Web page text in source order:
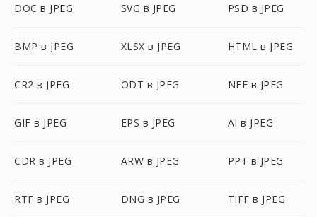
DOC в JPEG SVG в JPEG PSD в JPEG
BMP в JPEG XLSX в JPEG HTML в JPEG
CR2 в JPEG ODT в JPEG NEF в JPEG
GIF в JPEG EPS в JPEG AI в JPEG
CDR в JPEG ARW в JPEG PPT в JPEG
RTF в JPEG DNG в JPEG TIFF в JPEG